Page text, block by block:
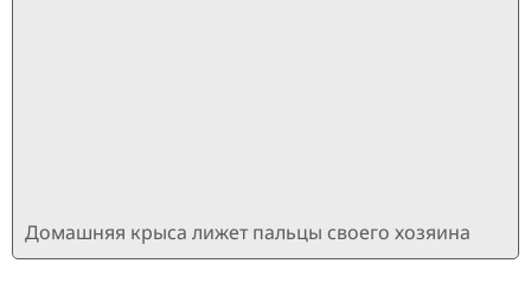
Домашняя крыса лижет пальцы своего хозяина